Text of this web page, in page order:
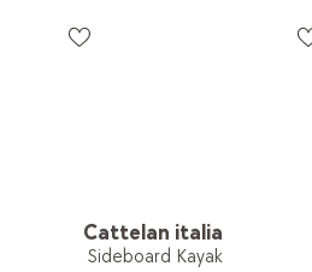
Cattelan italia
Sideboard Kayak